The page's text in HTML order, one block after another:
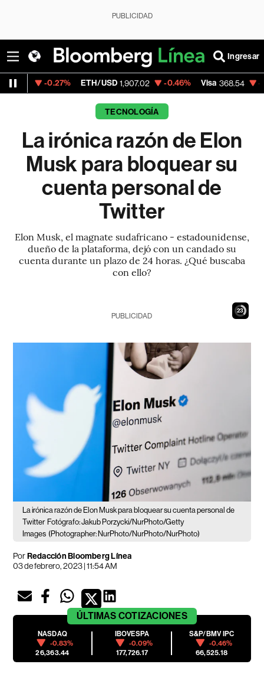
PUBLICIDAD
Ingresar
ETH/USD 1,907.02 -0.46% Visa 368.54 -0.28%
TECNOLOGÍA
La irónica razón de Elon
Musk para bloquear su
cuenta personal de
Twitter
Elon Musk, el magnate sudafricano - estadounidense,
dueño de la plataforma, dejó con un candado su
cuenta durante un plazo de 24 horas. ¿Qué buscaba
con ello?
22
PUBLICIDAD
La irónica razón de Elon Musk para bloquear su cuenta personal de
Twitter Fotógrafo: Jakub Porzycki/NurPhoto/Getty
Images (Photographer: NurPhoto/NurPhoto/NurPhoto)
PorRedacción Bloomberg Línea
03 de febrero, 2023 | 11:54 AM
ÚLTIMAS COTIZACIONES
NASDAQ
-0.83%
26,363.44
IBOVESPA
-0.09%
177,726.17
S&P/BMV IPC
-0.46%
66,525.18